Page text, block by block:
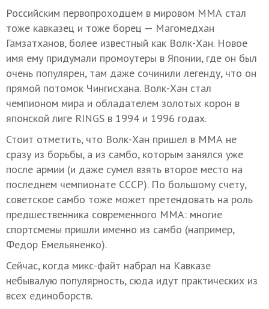
Российским первопроходцем в мировом ММА стал
тоже кавказец и тоже борец — Магомедхан
Гамзатханов, более известный как Волк-Хан. Новое
имя ему придумали промоутеры в Японии, где он был
очень популярен, там даже сочинили легенду, что он
прямой потомок Чингисхана. Волк-Хан стал
чемпионом мира и обладателем золотых корон в
японской лиге RINGS в 1994 и 1996 годах.
Стоит отметить, что Волк-Хан пришел в ММА не
сразу из борьбы, а из самбо, которым занялся уже
после армии (и даже сумел взять второе место на
последнем чемпионате СССР). По большому счету,
советское самбо тоже может претендовать на роль
предшественника современного ММА: многие
спортсмены пришли именно из самбо (например,
Федор Емельяненко).
Сейчас, когда микс-файт набрал на Кавказе
небывалую популярность, сюда идут практических из
всех единоборств.